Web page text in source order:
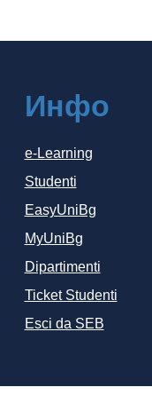
Инфо
e-Learning
Studenti
EasyUniBg
MyUniBg
Dipartimenti
Ticket Studenti
Esci da SEB